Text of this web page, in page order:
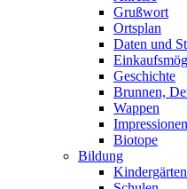
Grußwort
Ortsplan
Daten und
Geschichte
Brunnen,
Wappen
Impressionen
Biotope
Bildung
Kindergärten